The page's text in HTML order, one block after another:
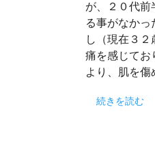
が、２０代前
る事がなかっ
し（現在３
痛を感じてお
より、肌を傷
続きを読む